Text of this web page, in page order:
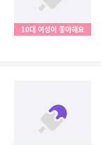
10대 여성이 좋아해요